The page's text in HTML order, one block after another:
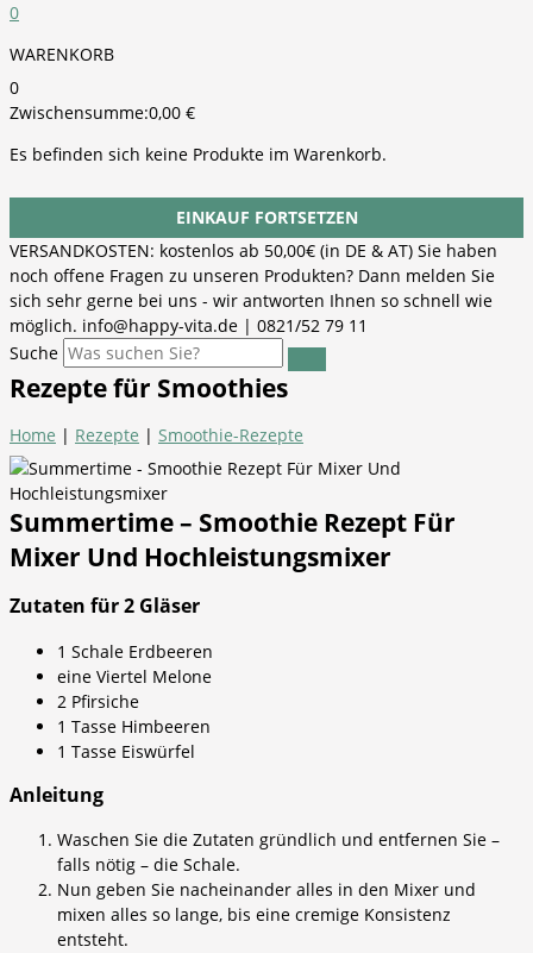
0
WARENKORB
0
Zwischensumme:0,00 €
Es befinden sich keine Produkte im Warenkorb.
EINKAUF FORTSETZEN
VERSANDKOSTEN: kostenlos ab 50,00€ (in DE & AT) Sie haben
noch offene Fragen zu unseren Produkten? Dann melden Sie
sich sehr gerne bei uns - wir antworten Ihnen so schnell wie
möglich. info@happy-vita.de | 0821/52 79 11
Suche
Rezepte für Smoothies
Home | Rezepte | Smoothie-Rezepte
Summertime – Smoothie Rezept Für
Mixer Und Hochleistungsmixer
Zutaten für 2 Gläser
1 Schale Erdbeeren
eine Viertel Melone
2 Pfirsiche
1 Tasse Himbeeren
1 Tasse Eiswürfel
Anleitung
Waschen Sie die Zutaten gründlich und entfernen Sie –
falls nötig – die Schale.
Nun geben Sie nacheinander alles in den Mixer und
mixen alles so lange, bis eine cremige Konsistenz
entsteht.